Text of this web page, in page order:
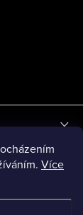
Více